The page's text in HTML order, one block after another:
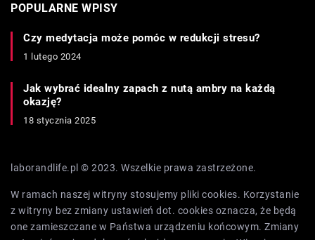
POPULARNE WPISY
Czy medytacja może pomóc w redukcji stresu?
1 lutego 2024
Jak wybrać idealny zapach z nutą ambry na każdą
okazję?
18 stycznia 2025
laborandlife.pl © 2023. Wszelkie prawa zastrzeżone.
W ramach naszej witryny stosujemy pliki cookies. Korzystanie
z witryny bez zmiany ustawień dot. cookies oznacza, że będą
one zamieszczane w Państwa urządzeniu końcowym. Zmiany